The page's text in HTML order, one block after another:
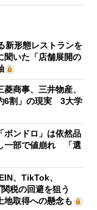
新形態レストランを
いた「店舗展開の
商事、三井物産、
6割」の現実 3大学
ンドロ」は依然品
一部で値崩れ 「選
、TikTok、
税の回避を狙う
地取得への懸念も